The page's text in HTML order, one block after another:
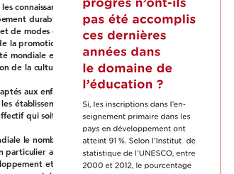
connaissances
durable,
de modes de vie
la promotion
mondiale et de
de la culture au
aux enfants,
établissements
qui soit sûr,
le nombre de
aux
et aux